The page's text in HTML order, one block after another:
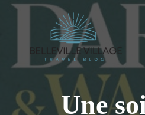
Aller
Une